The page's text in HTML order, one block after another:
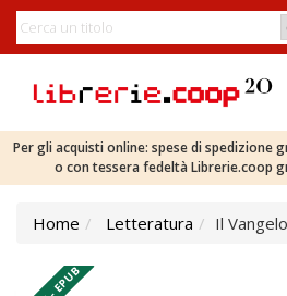
Per gli acquisti online: spese di spedizione
o con tessera fedeltà Librerie.coop
Home Letteratura Il